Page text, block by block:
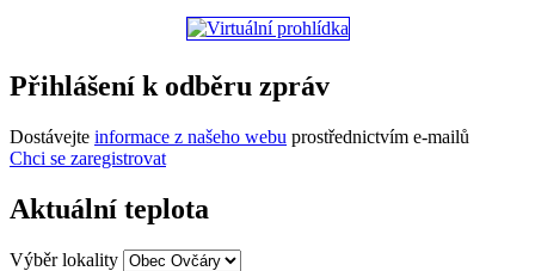
Přihlášení k odběru zpráv
Dostávejte informace z našeho webu prostřednictvím e-mailů
Chci se zaregistrovat
Aktuální teplota
Výběr lokality